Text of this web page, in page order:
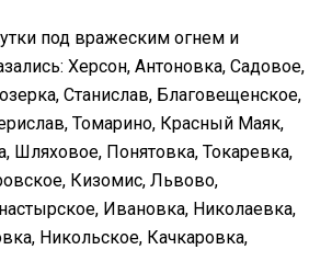
под вражеским огнем и
Херсон, Антоновка, Садовое,
Станислав, Благовещенское,
Томарино, Красный Маяк,
Шляховое, Понятовка, Токаревка,
Кизомис, Львово,
Ивановка, Николаевка,
Никольское, Качкаровка,